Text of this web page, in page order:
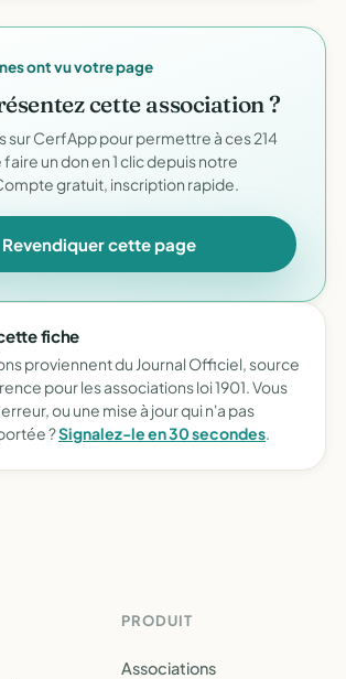
ont vu votre page
cette association ?
sur CerfApp pour permettre à ces 214
un don en 1 clic depuis notre
gratuit, inscription rapide.
Revendiquer cette page
fiche
proviennent du Journal Officiel, source
pour les associations loi 1901. Vous
ou une mise à jour qui n'a pas
?Signalez-le en 30 secondes.
PRODUIT
Associations